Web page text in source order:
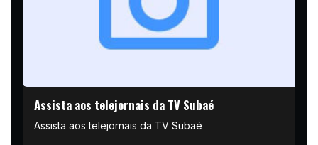
Assista aos telejornais da TV Subaé
Assista aos telejornais da TV Subaé